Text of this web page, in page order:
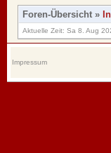
Foren-Übersicht »
Aktuelle Zeit: Sa 8. Aug
Impressum